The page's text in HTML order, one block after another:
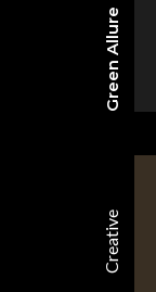
Green Allure
Creative